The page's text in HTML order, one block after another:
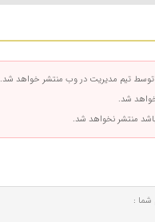
توسط تیم مدیریت در وب منتشر خواهد شد.
شد.
باشد منتشر نخواهد شد.